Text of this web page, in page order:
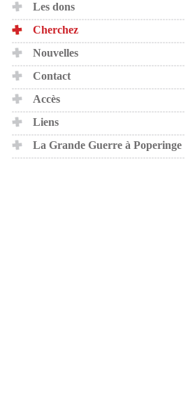
Les dons
Cherchez
Nouvelles
Contact
Accès
Liens
La Grande Guerre à Poperinge